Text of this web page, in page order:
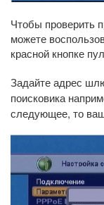
Чтобы проверить
можете
красной кнопке
Задайте адрес
поисковика
следующее, то